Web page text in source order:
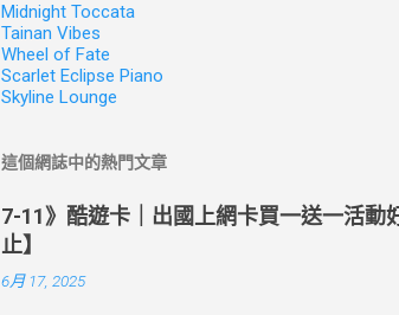
Midnight Toccata
Tainan Vibes
Wheel of Fate
Scarlet Eclipse Piano
Skyline Lounge
這個網誌中的熱門文章
7-11》酷遊卡｜出國上網卡買一送一活
止】
6月 17, 2025